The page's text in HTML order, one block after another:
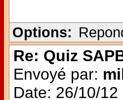
Options:
Re: Quiz
Envoyé par:
Date: 26/10/12